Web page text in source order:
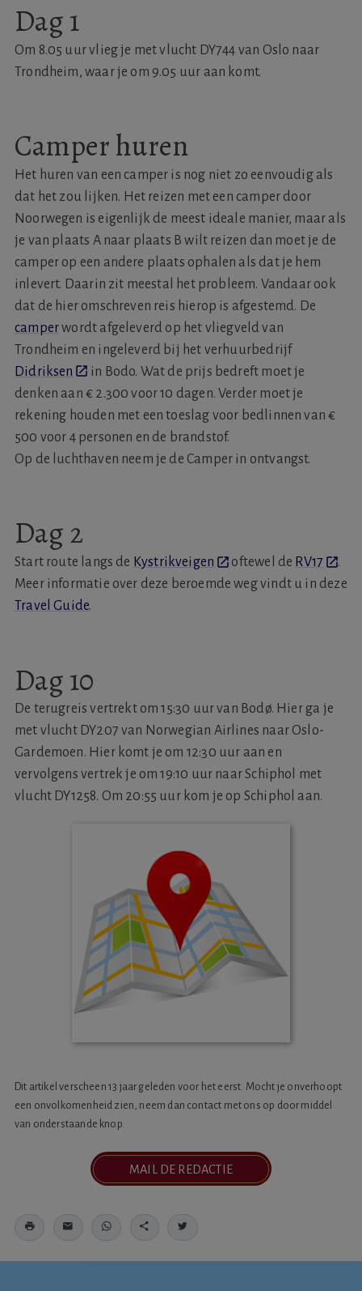
Dag 1
Om 8.05 uur vlieg je met vlucht DY744 van Oslo naar
Trondheim, waar je om 9.05 uur aan komt.
Camper huren
Het huren van een camper is nog niet zo eenvoudig als
dat het zou lijken. Het reizen met een camper door
Noorwegen is eigenlijk de meest ideale manier, maar als
je van plaats A naar plaats B wilt reizen dan moet je de
camper op een andere plaats ophalen als dat je hem
inlevert. Daarin zit meestal het probleem. Vandaar ook
dat de hier omschreven reis hierop is afgestemd. De
camperwordt afgeleverd op het vliegveld van
Trondheim en ingeleverd bij het verhuurbedrijf
Didriksen
in Bodo. Wat de prijs bedreft moet je
denken aan € 2.300 voor 10 dagen. Verder moet je
rekening houden met een toeslag voor bedlinnen van €
500 voor 4 personen en de brandstof.
Op de luchthaven neem je de Camper in ontvangst.
Dag 2
Start route langs de Kystrikveigen oftewel de RV17
.
Meer informatie over deze beroemde weg vindt u in deze
Travel Guide.
Dag 10
De terugreis vertrekt om 15:30 uur van Bodø. Hier ga je
met vlucht DY207 van Norwegian Airlines naar Oslo-
Gardemoen. Hier komt je om 12:30 uur aan en
vervolgens vertrek je om 19:10 uur naar Schiphol met
vlucht DY1258. Om 20:55 uur kom je op Schiphol aan.
Dit artikel verscheen 13 jaar geleden voor het eerst. Mocht je onverhoopt
een onvolkomenheid zien, neem dan contact met ons op door middel
van onderstaande knop.
MAIL DE REDACTIE